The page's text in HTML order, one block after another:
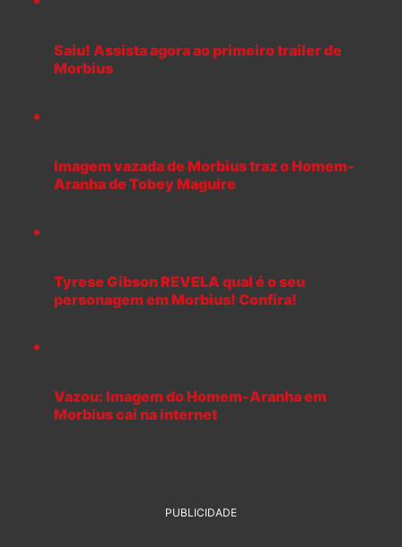
Saiu! Assista agora ao primeiro trailer de
Morbius
Imagem vazada de Morbius traz o Homem-
Aranha de Tobey Maguire
Tyrese Gibson REVELA qual é o seu
personagem em Morbius! Confira!
Vazou: Imagem do Homem-Aranha em
Morbius cai na internet
PUBLICIDADE